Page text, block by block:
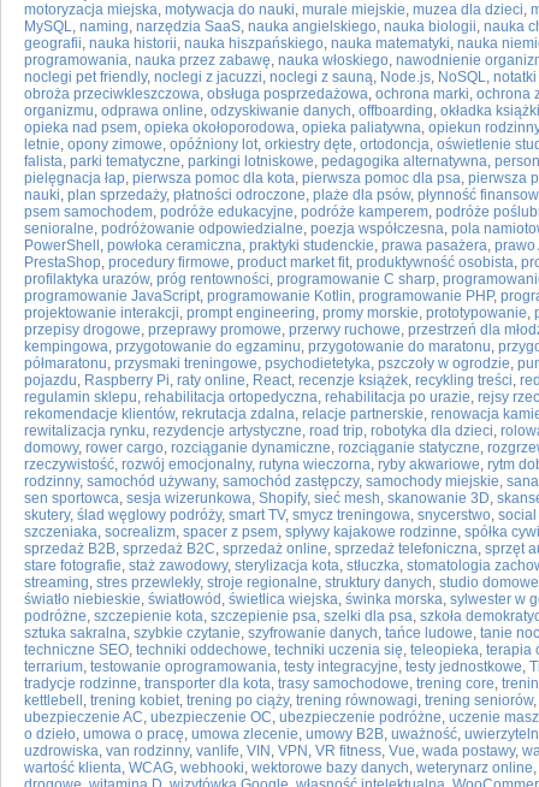
motoryzacja miejska, motywacja do nauki, murale miejskie, muzea dla dzieci,
MySQL, naming, narzędzia SaaS, nauka angielskiego, nauka biologii, nauka
geografii, nauka historii, nauka hiszpańskiego, nauka matematyki, nauka
programowania, nauka przez zabawę, nauka włoskiego, nawodnienie
noclegi pet friendly, noclegi z jacuzzi, noclegi z sauną, Node.js, NoSQL,
obroża przeciwkleszczowa, obsługa posprzedażowa, ochrona marki, ochrona
organizmu, odprawa online, odzyskiwanie danych, offboarding, okładka książki
opieka nad psem, opieka okołoporodowa, opieka paliatywna, opiekun rodzinny
letnie, opony zimowe, opóźniony lot, orkiestry dęte, ortodoncja, oświetlenie
falista, parki tematyczne, parkingi lotniskowe, pedagogika alternatywna,
pielęgnacja łap, pierwsza pomoc dla kota, pierwsza pomoc dla psa, pierwsza
nauki, plan sprzedaży, płatności odroczone, plaże dla psów, płynność
psem samochodem, podróże edukacyjne, podróże kamperem, podróże
senioralne, podróżowanie odpowiedzialne, poezja współczesna, pola
PowerShell , powłoka ceramiczna, praktyki studenckie, prawa pasażera, prawo
PrestaShop, procedury firmowe, product market fit, produktywność osobista,
profilaktyka urazów, próg rentowności, programowanie C sharp,
programowanie JavaScript, programowanie Kotlin, programowanie PHP,
projektowanie interakcji, prompt engineering, promy morskie, prototypowanie,
przepisy drogowe, przeprawy promowe, przerwy ruchowe, przestrzeń dla
kempingowa, przygotowanie do egzaminu, przygotowanie do maratonu,
półmaratonu, przysmaki treningowe, psychodietetyka, pszczoły w ogrodzie,
pojazdu, Raspberry Pi, raty online, React, recenzje książek, recykling treści,
regulamin sklepu, rehabilitacja ortopedyczna, rehabilitacja po urazie, rejsy
rekomendacje klientów, rekrutacja zdalna, relacje partnerskie, renowacja
rewitalizacja rynku, rezydencje artystyczne, road trip, robotyka dla dzieci,
domowy, rower cargo, rozciąganie dynamiczne, rozciąganie statyczne,
rzeczywistość, rozwój emocjonalny, rutyna wieczorna, ryby akwariowe, rytm
rodzinny, samochód używany, samochód zastępczy, samochody miejskie,
sen sportowca, sesja wizerunkowa, Shopify, sieć mesh, skanowanie 3D,
skutery, ślad węglowy podróży, smart TV, smycz treningowa, snycerstwo,
szczeniaka, socrealizm, spacer z psem, spływy kajakowe rodzinne, spółka
sprzedaż B2B, sprzedaż B2C, sprzedaż online, sprzedaż telefoniczna, sprzęt
stare fotografie, staż zawodowy, sterylizacja kota, stłuczka, stomatologia
streaming, stres przewlekły, stroje regionalne, struktury danych, studio domowe
światło niebieskie, światłowód , świetlica wiejska, świnka morska, sylwester w
podróżne, szczepienie kota, szczepienie psa, szelki dla psa, szkoła
sztuka sakralna, szybkie czytanie, szyfrowanie danych, tańce ludowe, tanie
techniczne SEO, techniki oddechowe, techniki uczenia się, teleopieka, terapia
terrarium, testowanie oprogramowania, testy integracyjne, testy jednostkowe,
tradycje rodzinne, transporter dla kota, trasy samochodowe, trening core,
kettlebell , trening kobiet, trening po ciąży, trening równowagi, trening seniorów,
ubezpieczenie AC, ubezpieczenie OC, ubezpieczenie podróżne, uczenie
o dzieło, umowa o pracę, umowa zlecenie, umowy B2B, uważność,
uzdrowiska, van rodzinny, vanlife, VIN , VPN , VR fitness, Vue, wada postawy,
wartość klienta, WCAG, webhooki, wektorowe bazy danych, weterynarz online,